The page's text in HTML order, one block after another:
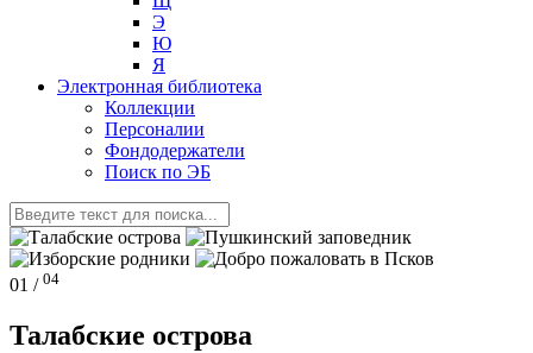
Э
Ю
Я
Электронная библиотека
Коллекции
Персоналии
Фондодержатели
Поиск по ЭБ
01 / 04
Талабские острова